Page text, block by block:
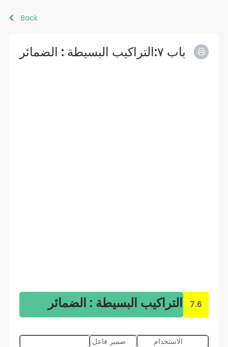
Back
باب ٧:التراكيب البسيطة : الضمائر
التراكيب البسيطة : الضمائر 7.6